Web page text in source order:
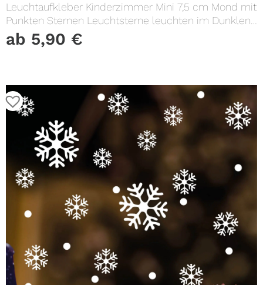
Leuchtaufkleber Kinderzimmer Mini 7,5 cm Mond mit
Punkten Sternen Leuchtsterne leuchten im Dunklen
Lichtschalter
ab 5,90 €